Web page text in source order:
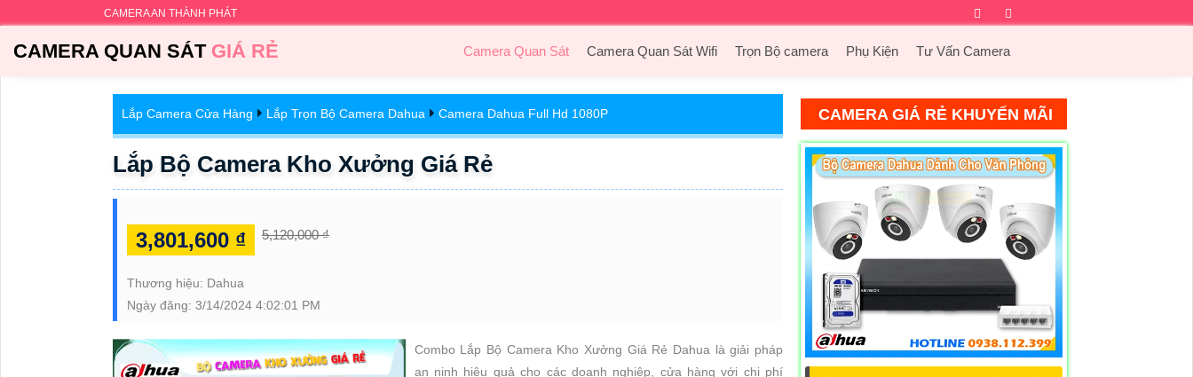
CAMERA AN THÀNH PHÁT Facebook
CAMERA QUAN SÁTGIÁ RẺ Camera Quan Sát Camera Quan Sát Wifi Trọn Bộ camera Phụ Kiện Tư Vấn Camera
Lắp Camera Cửa Hàng Lắp Trọn Bộ Camera Dahua Camera Dahua Full Hd 1080P
Lắp Bộ Camera Kho Xưởng Giá Rẻ
3,801,600 ₫ 5,120,000 ₫
Thương hiệu: Dahua
Ngày đăng: 3/14/2024 4:02:01 PM
Combo Lắp Bộ Camera Kho Xưởng Giá Rẻ Dahua là giải pháp
an ninh hiệu quả cho các doanh nghiệp, cửa hàng với chi phí
CAMERA GIÁ RẺ KHUYẾN MÃI